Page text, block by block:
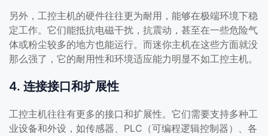
另外，工控主机的硬件往往更为耐用，能够在极端环境下稳
定工作。它们能抵抗电磁干扰，抗震动，甚至在一些危险气
体或粉尘较多的地方也能运行。而迷你主机在这些方面就没
那么强了，它的耐用性和环境适应能力明显不如工控主机。
4. 连接接口和扩展性
工控主机往往有更多的接口和扩展性。它们需要支持多种工
业设备和外设，如传感器、PLC（可编程逻辑控制器）、各